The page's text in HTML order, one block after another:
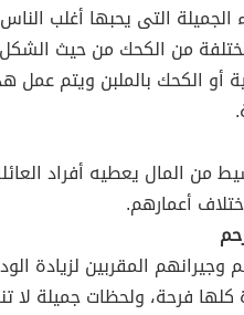
التى يحبها أغلب
من الكحك من حيث الشكل
أو الكحك بالملبن ويتم عمل
من المال يعطيه أفراد
أعمارهم.
وجيرانهم المقربين لزيادة
كلها فرحة، ولحظات جميلة